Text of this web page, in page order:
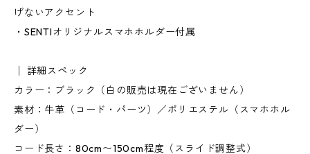
げないアクセント
・SENTIオリジナルスマホホルダー付属
│ 詳細スペック
カラー：ブラック（白の販売は現在ございません）
素材：牛革（コード・パーツ）／ポリエステル（スマホホル
ダー）
コード長さ：80cm〜150cm程度（スライド調整式）